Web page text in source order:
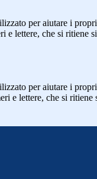
per aiutare i
lettere, che si
per aiutare i
e lettere, che si